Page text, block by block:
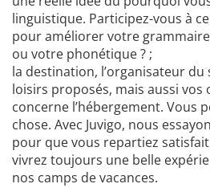
linguistique. Participez-vous à
pour améliorer votre
ou votre phonétique ? ;
la destination, l’organisateur
loisirs proposés, mais aussi vos
concerne l’hébergement. Vous
chose. Avec Juvigo, nous
pour que vous repartiez
vivrez toujours une belle
nos camps de vacances.